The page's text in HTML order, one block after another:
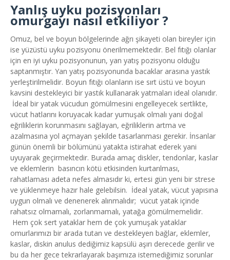
Yanlış uyku pozisyonları
omurgayı nasıl etkiliyor ?
Omuz, bel ve boyun bölgelerinde ağrı şikayeti olan bireyler için
ise yüzüstü uyku pozisyonu önerilmemektedir. Bel fıtığı olanlar
için en iyi uyku pozisyonunun, yan yatış pozisyonu olduğu
saptanmıştır. Yan yatış pozisyonunda bacaklar arasına yastık
yerleştirilmelidir. Boyun fıtığı olanların ise sırt üstü ve boyun
kavsini destekleyici bir yastık kullanarak yatmaları ideal olanıdır.
İdeal bir yatak vücudun gömülmesini engelleyecek sertlikte,
vücut hatlarını koruyacak kadar yumuşak olmalı yani doğal
eğriliklerin korunmasını sağlayan, eğriliklerin artma ve
azalmasına yol açmayan şekilde tasarlanması gerekir. İnsanlar
günün önemli bir bölümünü yatakta istirahat ederek yani
uyuyarak geçirmektedir. Burada amaç diskler, tendonlar, kaslar
ve eklemlerin basıncın kötü etkisinden kurtarılması,
rahatlaması adeta nefes almasıdır ki, ertesi gün yeni bir strese
ve yüklenmeye hazır hale gelebilsin. İdeal yatak, vücut yapısına
uygun olmalı ve denenerek alınmalıdır; vücut yatak içinde
rahatsız olmamalı, zorlanmamalı, yatağa gömülmemelidir.
Hem çok sert yataklar hem de çok yumuşak yataklar
omurlarımızı bir arada tutan ve destekleyen bağlar, eklemler,
kaslar, diskin anulus dediğimiz kapsülü aşırı derecede gerilir ve
bu da her gece tekrarlayarak başımıza istemediğimiz sorunlar